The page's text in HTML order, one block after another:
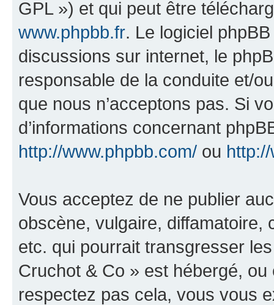
GPL ») et qui peut être
www.phpbb.fr. Le logiciel
discussions sur internet, le
responsable de la conduite et/
que nous n’acceptons pas. Si
d’informations concernant
http://www.phpbb.com/ ou
Vous acceptez de ne publier
obscène, vulgaire, diffamatoire,
etc. qui pourrait transgresser
Cruchot & Co » est hébergé,
respectez pas cela, vous vous